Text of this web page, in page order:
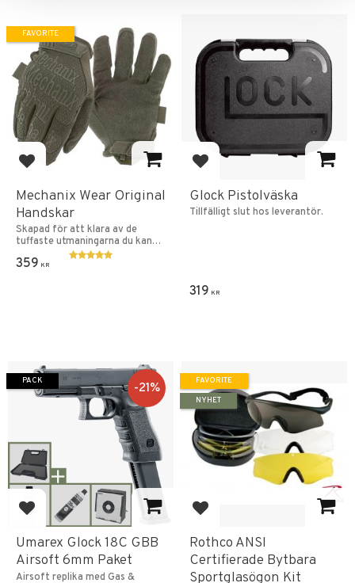
Add to favorites
Mechanix Wear Original
Handskar
Skapad för att klara av de
tuffaste utmaningarna du kan
ställa de inför.
359 KR
FAVORITE
Add to favorites
Glock Pistolväska
Tillfälligt slut hos leverantör.
319 KR
Add to favorites
Umarex Glock 18C GBB
Airsoft 6mm Paket
Airsoft replika med Gas &
21%
PACK
Add to favorites
Rothco ANSI
Certifierade Bytbara
Sportglasögon Kit
FAVORITE
NYHET